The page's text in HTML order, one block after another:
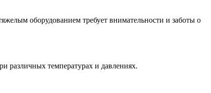
оборудованием требует внимательности и заботы о
различных температурах и давлениях.